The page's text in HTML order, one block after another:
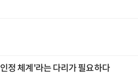
정 체계'라는 다리가 필요하다